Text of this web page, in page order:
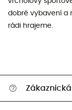
dobré vybavení a
rádi hrajeme.